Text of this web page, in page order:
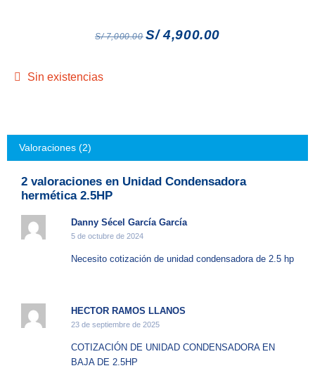
S/7,000.00 S/4,900.00
Sin existencias
Valoraciones (2)
2 valoraciones en Unidad Condensadora
hermética 2.5HP
Danny Sécel García García
5 de octubre de 2024
Necesito cotización de unidad condensadora de 2.5 hp
HECTOR RAMOS LLANOS
23 de septiembre de 2025
COTIZACIÓN DE UNIDAD CONDENSADORA EN
BAJA DE 2.5HP